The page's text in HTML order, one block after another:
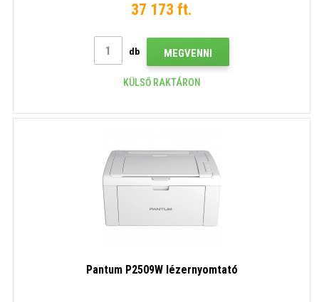
37 173 ft.
db MEGVENNI
KÜLSŐ RAKTÁRON
Pantum P2509W lézernyomtató